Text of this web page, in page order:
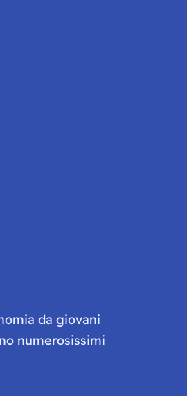
da giovani
numerosissimi